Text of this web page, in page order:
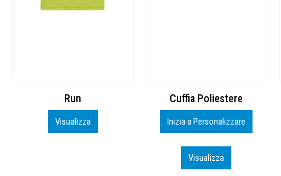
Cuffia Poliestere
Inizia a Personalizzare
BS600 – 5139960
Personalizza
Visualizza